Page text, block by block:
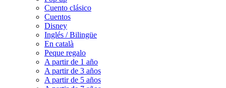
Cuento clásico
Cuentos
Disney
Inglés / Bilingüe
En català
Peque regalo
A partir de 1 año
A partir de 3 años
A partir de 5 años